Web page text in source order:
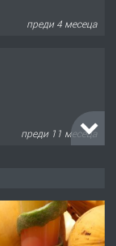
преди 4 месеца
преди 11 месеца
преди 1 година